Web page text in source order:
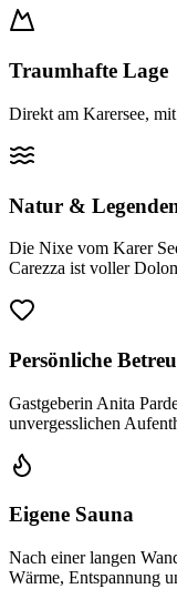
Traumhafte Lage
Direkt am Karersee,
Natur &
Die Nixe vom Karer
Carezza ist voller
Persönliche
Gastgeberin Anita
unvergesslichen
Eigene Sauna
Nach einer langen
Wärme, Entspannung